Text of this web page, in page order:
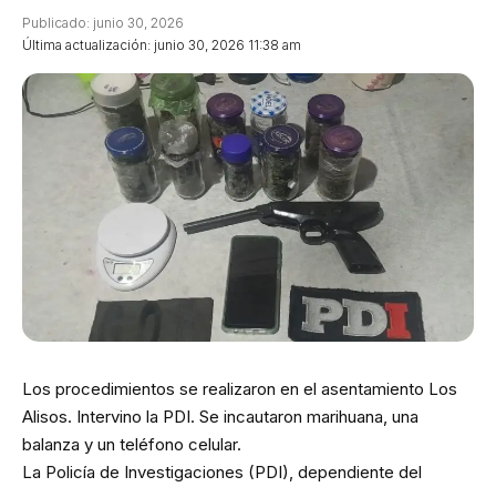
Última actualización: junio 30, 2026 11:38 am
Publicado: junio 30, 2026
Los procedimientos se realizaron en el asentamiento Los
Alisos. Intervino la PDI. Se incautaron marihuana, una
balanza y un teléfono celular.
La Policía de Investigaciones (PDI), dependiente del